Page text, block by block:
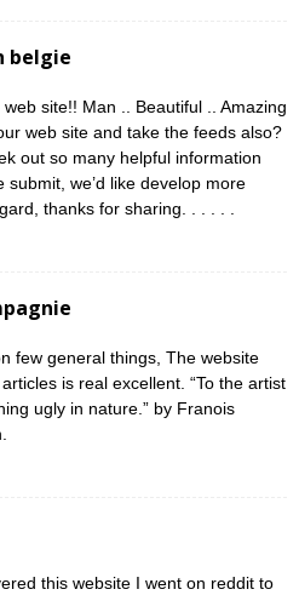
belgie
site!! Man .. Beautiful .. Amazing
web site and take the feeds also?
out so many helpful information
submit, we’d like develop more
thanks for sharing. . . . . .
few general things, The website
is real excellent. “To the artist
ugly in nature.” by Franois
this website I went on reddit to